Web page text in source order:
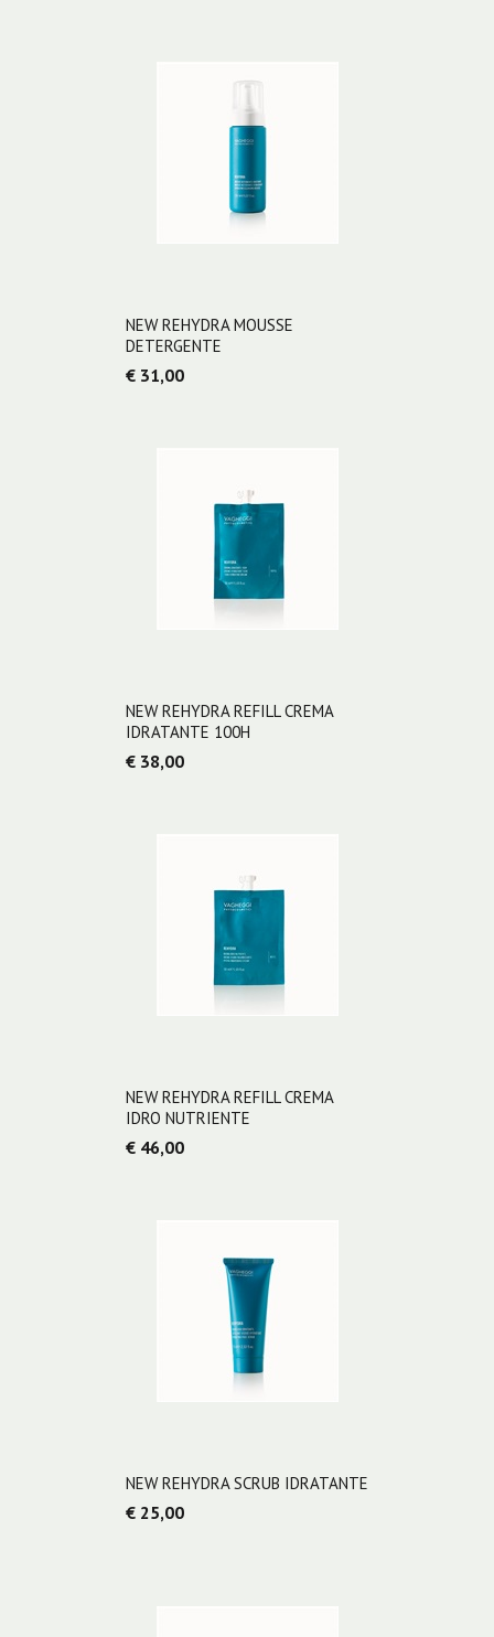
NEW REHYDRA MOUSSE
DETERGENTE
€ 31,00
NEW REHYDRA REFILL CREMA
IDRATANTE 100H
€ 38,00
NEW REHYDRA REFILL CREMA
IDRO NUTRIENTE
€ 46,00
NEW REHYDRA SCRUB IDRATANTE
€ 25,00